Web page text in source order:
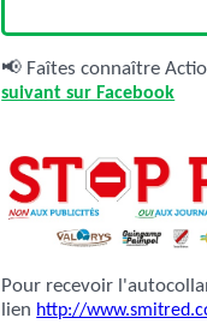
📢 Faîtes connaître
suivant sur Facebook
Pour recevoir l'autocollant
lien http://